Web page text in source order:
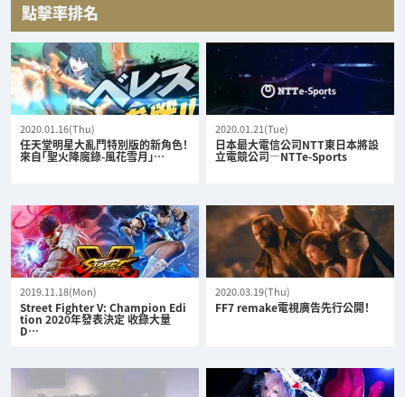
點擊率排名
2020.01.16(Thu)
任天堂明星大亂鬥特別版的新角色！
來自「聖火降魔錄-風花雪月」…
2020.01.21(Tue)
日本最大電信公司NTT東日本將設
立電競公司—NTTe-Sports
2019.11.18(Mon)
Street Fighter V: Champion Edi
tion 2020年發表決定 收錄大量
D…
2020.03.19(Thu)
FF7 remake電視廣告先行公開！